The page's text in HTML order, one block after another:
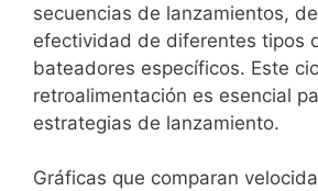
secuencias de lanzamientos,
efectividad de diferentes tipos
bateadores específicos. Este
retroalimentación es esencial
estrategias de lanzamiento.
Gráficas que comparan